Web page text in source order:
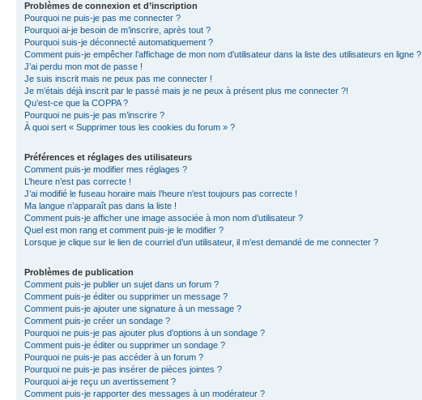
Problèmes de connexion et d’inscription
Pourquoi ne puis-je pas me connecter ?
Pourquoi ai-je besoin de m’inscrire, après tout ?
Pourquoi suis-je déconnecté automatiquement ?
Comment puis-je empêcher l’affichage de mon nom d’utilisateur dans la liste des utilisateurs en ligne ?
J’ai perdu mon mot de passe !
Je suis inscrit mais ne peux pas me connecter !
Je m’étais déjà inscrit par le passé mais je ne peux à présent plus me connecter ?!
Qu’est-ce que la COPPA ?
Pourquoi ne puis-je pas m’inscrire ?
À quoi sert « Supprimer tous les cookies du forum » ?
Préférences et réglages des utilisateurs
Comment puis-je modifier mes réglages ?
L’heure n’est pas correcte !
J’ai modifié le fuseau horaire mais l’heure n’est toujours pas correcte !
Ma langue n’apparaît pas dans la liste !
Comment puis-je afficher une image associée à mon nom d’utilisateur ?
Quel est mon rang et comment puis-je le modifier ?
Lorsque je clique sur le lien de courriel d’un utilisateur, il m’est demandé de me connecter ?
Problèmes de publication
Comment puis-je publier un sujet dans un forum ?
Comment puis-je éditer ou supprimer un message ?
Comment puis-je ajouter une signature à un message ?
Comment puis-je créer un sondage ?
Pourquoi ne puis-je pas ajouter plus d’options à un sondage ?
Comment puis-je éditer ou supprimer un sondage ?
Pourquoi ne puis-je pas accéder à un forum ?
Pourquoi ne puis-je pas insérer de pièces jointes ?
Pourquoi ai-je reçu un avertissement ?
Comment puis-je rapporter des messages à un modérateur ?